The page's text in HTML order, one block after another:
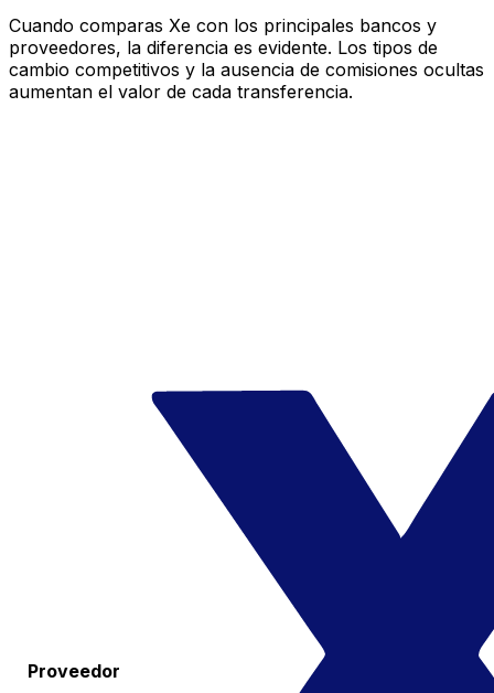
Cuando comparas Xe con los principales bancos y
proveedores, la diferencia es evidente. Los tipos de
cambio competitivos y la ausencia de comisiones ocultas
aumentan el valor de cada transferencia.
Proveedor